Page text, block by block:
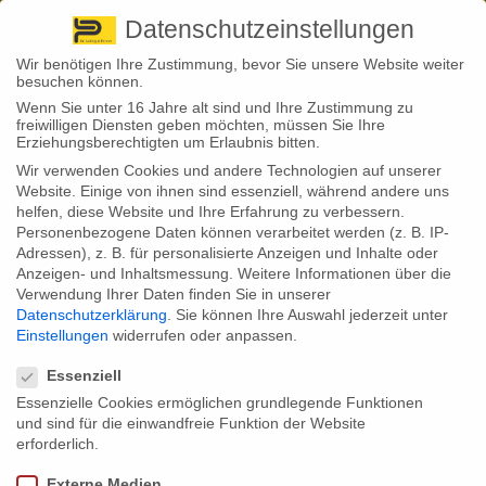
+ 49 3501 528571 |
Back to News
22
Stephan Fröhlich
Das Wissen der Deutschen über die Pflegeversicherung ist noch
immer lückenhaft. Fast zwei Fünftel (42 Prozent) gehen laut einer
aktuellen Umfrage davon aus, dass die gesetzliche
gefährlicher Irrtum, der im Zweifel die ganze Familie belastet — denn
auch die Kinder haften bei den Pflegekosten für ihre Eltern.
Seit 1995 gibt es in Deutschland die gesetzliche Pflegeversicherung.
Und auch, wenn es sich um eine recht junge Säule der
sinnvoll. Zuvor gab es speziell für die Unterstützung von
Datenschutzeinstellungen
Wir benötigen Ihre Zustimmung, bevor Sie unsere Website weiter
besuchen können.
Wenn Sie unter 16 Jahre alt sind und Ihre Zustimmung zu
freiwilligen Diensten geben möchten, müssen Sie Ihre
Erziehungsberechtigten um Erlaubnis bitten.
Wir verwenden Cookies und andere Technologien auf unserer
Website. Einige von ihnen sind essenziell, während andere uns
helfen, diese Website und Ihre Erfahrung zu verbessern.
Personenbezogene Daten können verarbeitet werden (z. B. IP-
Adressen), z. B. für personalisierte Anzeigen und Inhalte oder
Anzeigen- und Inhaltsmessung. Weitere Informationen über die
Verwendung Ihrer Daten finden Sie in unserer
Datenschutzerklärung
Sie können Ihre Auswahl jederzeit unter
Einstellungen widerrufen oder anpassen.
Essenziell
Essenzielle Cookies ermöglichen grundlegende Funktionen
und sind für die einwandfreie Funktion der Website
erforderlich.